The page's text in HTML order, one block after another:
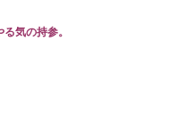
気の持参。